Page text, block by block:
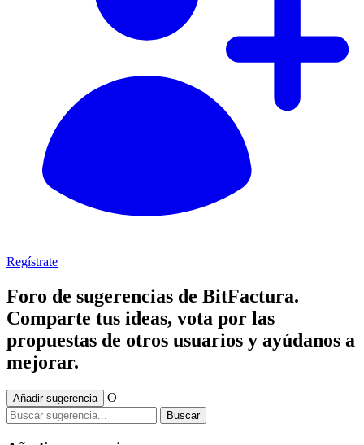
Regístrate
Foro de sugerencias de BitFactura.
Comparte tus ideas, vota por las
propuestas de otros usuarios y ayúdanos a
mejorar.
Añadir sugerencia O
Buscar